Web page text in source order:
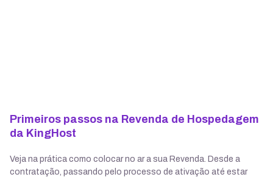
Primeiros passos na Revenda de Hospedagem
da KingHost
Veja na prática como colocar no ar a sua Revenda. Desde a
contratação, passando pelo processo de ativação até estar